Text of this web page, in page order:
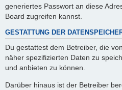
generiertes Passwort an diese
Board zugreifen kannst.
GESTATTUNG DER
Du gestattest dem Betreiber, die
näher spezifizierten Daten zu
und anbieten zu können.
Darüber hinaus ist der Betreiber